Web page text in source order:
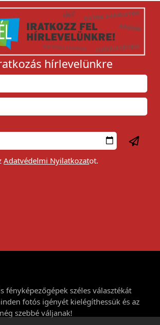
hírlevelünkre
Adatvédelmi Nyilatkozatot.
fényképezőgépek széles választékát
fotós igényét kielégíthessük és az
szebbé váljanak!